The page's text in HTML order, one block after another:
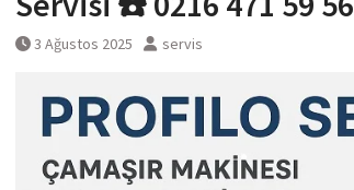
3 Ağustos 2025 servis